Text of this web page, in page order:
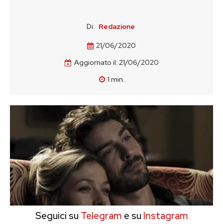
Di: Redazione
21/06/2020
Aggiornato il: 21/06/2020
1 min.
Seguici su Telegram e su Instagram